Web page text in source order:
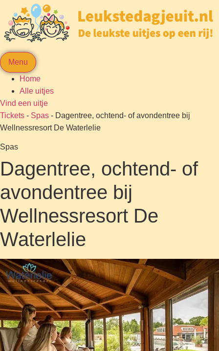
Menu
Home
Alle uitjes
Vind een uitje
Tickets - Spas - Dagentree, ochtend- of avondentree bij
Wellnessresort De Waterlelie
Spas
Dagentree, ochtend- of
avondentree bij
Wellnessresort De
Waterlelie